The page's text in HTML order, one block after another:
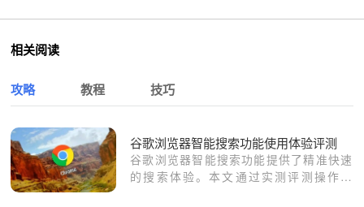
相关阅读
攻略 教程 技巧
谷歌浏览器智能搜索功能使用体验评测
谷歌浏览器智能搜索功能提供了精准快速
的搜索体验。本文通过实测评测操作体